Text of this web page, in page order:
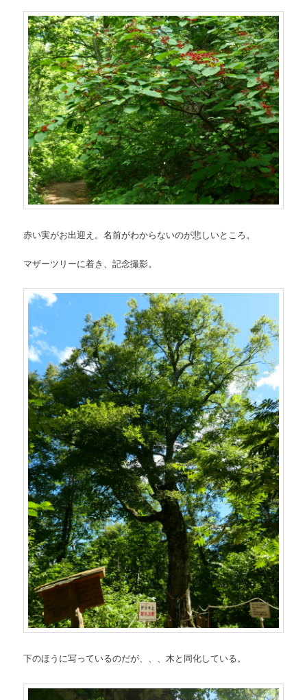
赤い実がお出迎え。名前がわからないのが悲しいところ。
マザーツリーに着き、記念撮影。
下のほうに写っているのだが、、、木と同化している。